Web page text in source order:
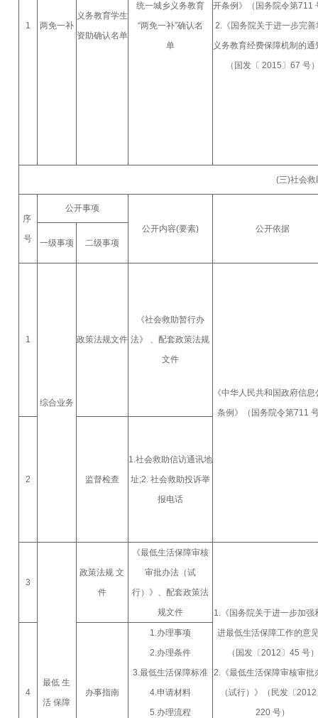
1 两免一补
义务教育学生
资助确认名单
统一城乡义务教育
“两免一补”确认名
单
开条例》（国务院令第711
2.《国务院关于进一步完善
义务教育经费保障机制的通
（国发〔 2015〕67 号
(三)社会
序
号
公开事项
公开内容(要素)
公开依据
一级事项
二级事项
1
综合业务
政策法规文件
《社会救助暂行办
法》 、配套政策法规
文件
《中华人民共和国政府信息
条例》（国务院令第711
2 监督检查
1.社会救助信访通讯地
址;2. 社会救助投诉举
报电话
3
最低 生
活 保障
政策法规 文
件
《最低生活保障审核
审批办法（试
行）》、配套政策法
规文件
1.《国务院关于进一步加强
进最低生活保障工作的意
（国发〔2012〕45 号）
2.《最低生活保障审核审批
（试行）》（民发〔
220 号）
4 办事指南
1.办理事项
2.办理条件
3.最低生活保障标准
4.申请材料
5.办理流程